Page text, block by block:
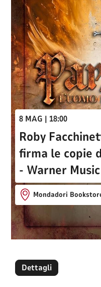
8 MAG | 18:00
Roby
firma le copie
- Warner Music
Mondadori
Dettagli